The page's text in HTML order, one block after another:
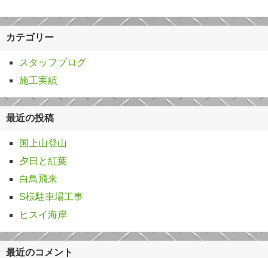
カテゴリー
スタッフブログ
施工実績
最近の投稿
国上山登山
夕日と紅葉
白鳥飛来
S様駐車場工事
ヒスイ海岸
最近のコメント